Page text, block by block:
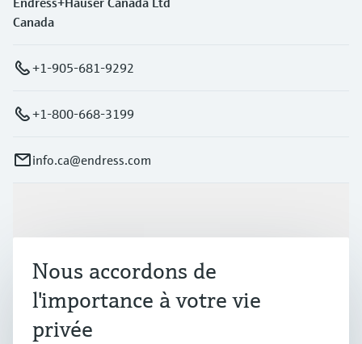
Canada
+1-905-681-9292
+1-800-668-3199
info.ca@endress.com
Industries
Support
Nous accordons de
l'importance à votre vie
privée